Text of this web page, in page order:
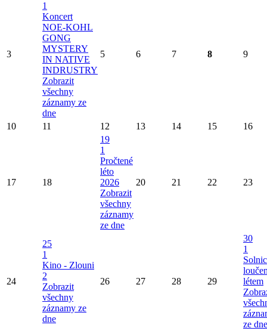
3
1
Koncert
NOE-KOHL
GONG
MYSTERY
IN NATIVE
INDRUSTRY
Zobrazit
všechny
záznamy ze
dne
5 6 7 8 9
10 11 12 13 14 15 16
17 18
19
1
Pročtené
léto
2026
Zobrazit
všechny
záznamy
ze dne
20 21 22 23
24
25
1
Kino - Zlouni
2
Zobrazit
všechny
záznamy ze
dne
26 27 28 29
30
1
létem
ze dne